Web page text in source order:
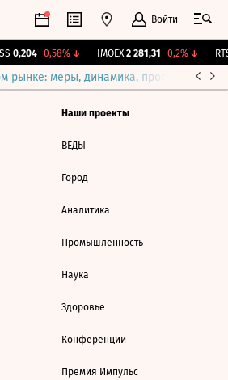
Войти
0,204 -0,58%↓ IMOEX 2 281,31 -0,2%↓
рынке: меры, динамика, прогнозы
Наши проекты
ВЕДЫ
Город
Аналитика
Промышленность
Наука
Здоровье
Конференции
Премия Импульс